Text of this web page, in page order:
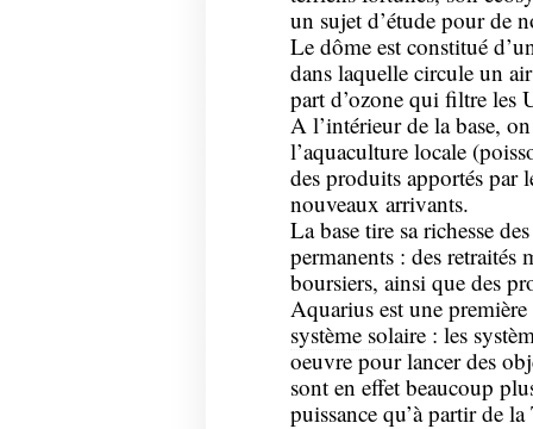
un sujet d’étude pour de
Le dôme est constitué
dans laquelle circule un
part d’ozone qui filtre les
A l’intérieur de la base,
l’aquaculture locale
des produits apportés par
nouveaux arrivants.
La base tire sa richesse
permanents : des retraités
boursiers, ainsi que des
Aquarius est une
système solaire: les
oeuvre pour lancer des
sont en effet beaucoup
puissance qu’à partir de la